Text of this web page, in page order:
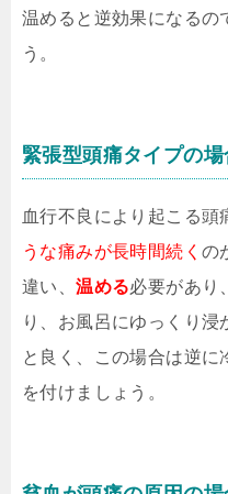
温めると逆効果になるの
う。
緊張型頭痛タイプの場
血行不良により起こる頭
うな痛みが長時間続く の
違い、温める必要があり
り、お風呂にゆっくり浸
と良く、この場合は逆
を付けましょう。